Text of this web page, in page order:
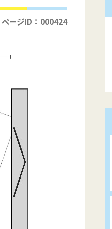
ページID：000424